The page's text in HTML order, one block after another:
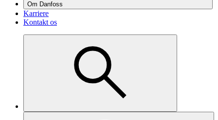
Om Danfoss
Karriere
Kontakt os